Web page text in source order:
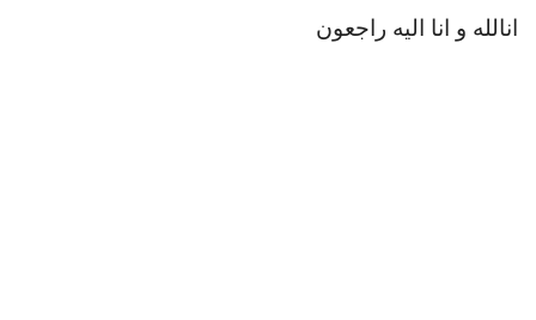
انالله و انا الیه راجعون